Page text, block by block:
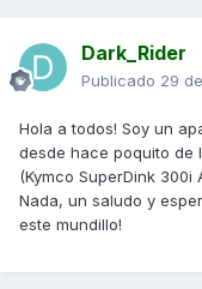
Dark_Rider
Publicado 29
Hola a todos! Soy un
desde hace poquito de
(Kymco SuperDink 300i
Nada, un saludo y
este mundillo!